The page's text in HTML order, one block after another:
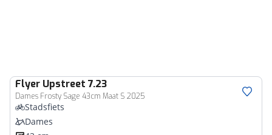
Flyer Upstreet 7.23
Dames Frosty Sage 43cm Maat S 2025
Stadsfiets
Dames